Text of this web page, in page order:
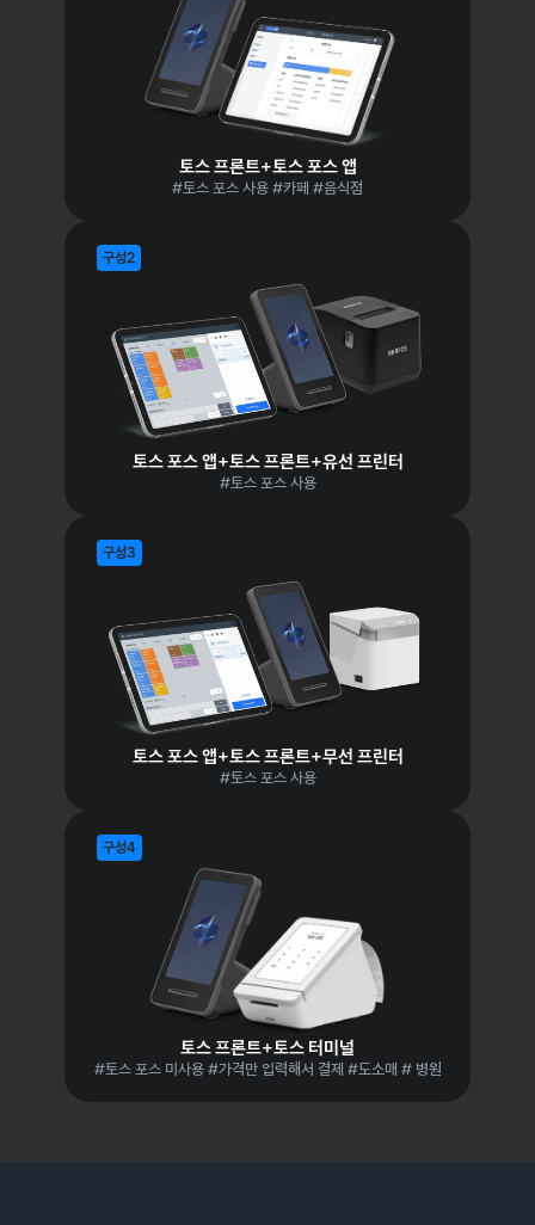
토스 프론트+토스 포스 앱
#토스 포스 사용 #카페 #음식점
구성2
토스 포스 앱+토스 프론트+유선 프린터
#토스 포스 사용
구성3
토스 포스 앱+토스 프론트+무선 프린터
#토스 포스 사용
구성4
토스 프론트+토스 터미널
#토스 포스 미사용 #가격만 입력해서 결제 #도소매 # 병원